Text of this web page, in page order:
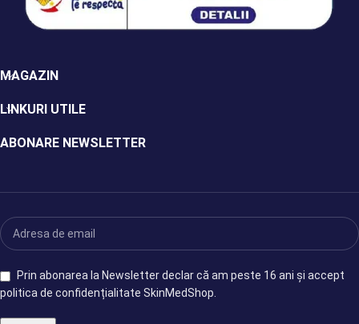
MAGAZIN
LINKURI UTILE
ABONARE NEWSLETTER
Prin abonarea la Newsletter declar că am peste 16 ani și accept
politica de confidențialitate SkinMedShop.